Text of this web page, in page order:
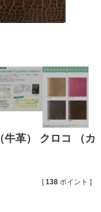
革） クロコ （カ
[138 ポイント ]